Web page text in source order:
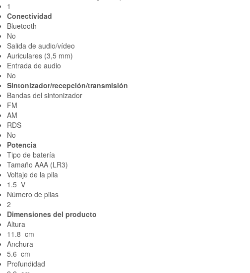
1
Conectividad
Bluetooth
No
Salida de audio/vídeo
Auriculares (3,5 mm)
Entrada de audio
No
Sintonizador/recepción/transmisión
Bandas del sintonizador
FM
AM
RDS
No
Potencia
Tipo de batería
Tamaño AAA (LR3)
Voltaje de la pila
1.5 V
Número de pilas
2
Dimensiones del producto
Altura
11.8 cm
Anchura
5.6 cm
Profundidad